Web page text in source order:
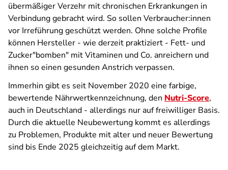
übermäßiger Verzehr mit chronischen Erkrankungen in
Verbindung gebracht wird. So sollen Verbraucher:innen
vor Irreführung geschützt werden. Ohne solche Profile
können Hersteller - wie derzeit praktiziert - Fett- und
Zucker"bomben" mit Vitaminen und Co. anreichern und
ihnen so einen gesunden Anstrich verpassen.
Immerhin gibt es seit November 2020 eine farbige,
bewertende Nährwertkennzeichnung, den Nutri-Score,
auch in Deutschland - allerdings nur auf freiwilliger Basis.
Durch die aktuelle Neubewertung kommt es allerdings
zu Problemen, Produkte mit alter und neuer Bewertung
sind bis Ende 2025 gleichzeitig auf dem Markt.